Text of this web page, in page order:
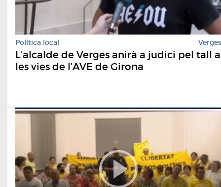
Política local Verges
L’alcalde de Verges anirà a judici pel tall a
les vies de l’AVE de Girona